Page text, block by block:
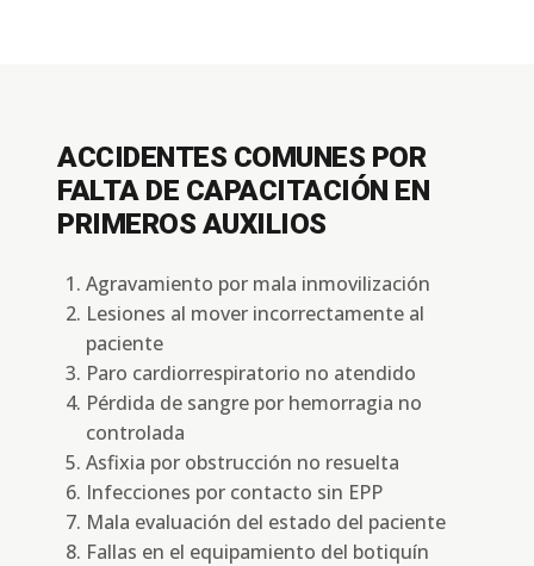
ACCIDENTES COMUNES POR
FALTA DE CAPACITACIÓN EN
PRIMEROS AUXILIOS
Agravamiento por mala inmovilización
Lesiones al mover incorrectamente al
paciente
Paro cardiorrespiratorio no atendido
Pérdida de sangre por hemorragia no
controlada
Asfixia por obstrucción no resuelta
Infecciones por contacto sin EPP
Mala evaluación del estado del paciente
Fallas en el equipamiento del botiquín